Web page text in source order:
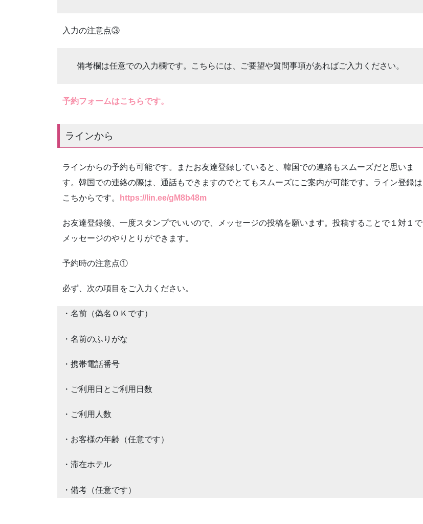
入力の注意点③
備考欄は任意での入力欄です。こちらには、ご要望や質問事項があればご入力ください。
予約フォームはこちらです。
ラインから
ラインからの予約も可能です。またお友達登録していると、韓国での連絡もスムーズだと思いま
す。韓国での連絡の際は、通話もできますのでとてもスムーズにご案内が可能です。ライン登録は
こちからです。
https://lin.ee/gM8b48m
お友達登録後、一度スタンプでいいので、メッセージの投稿を願います。投稿することで１対１で
メッセージのやりとりができます。
予約時の注意点①
必ず、次の項目をご入力ください。
・名前（偽名ＯＫです）
・名前のふりがな
・携帯電話番号
・ご利用日とご利用日数
・ご利用人数
・お客様の年齢（任意です）
・滞在ホテル
・備考（任意です）